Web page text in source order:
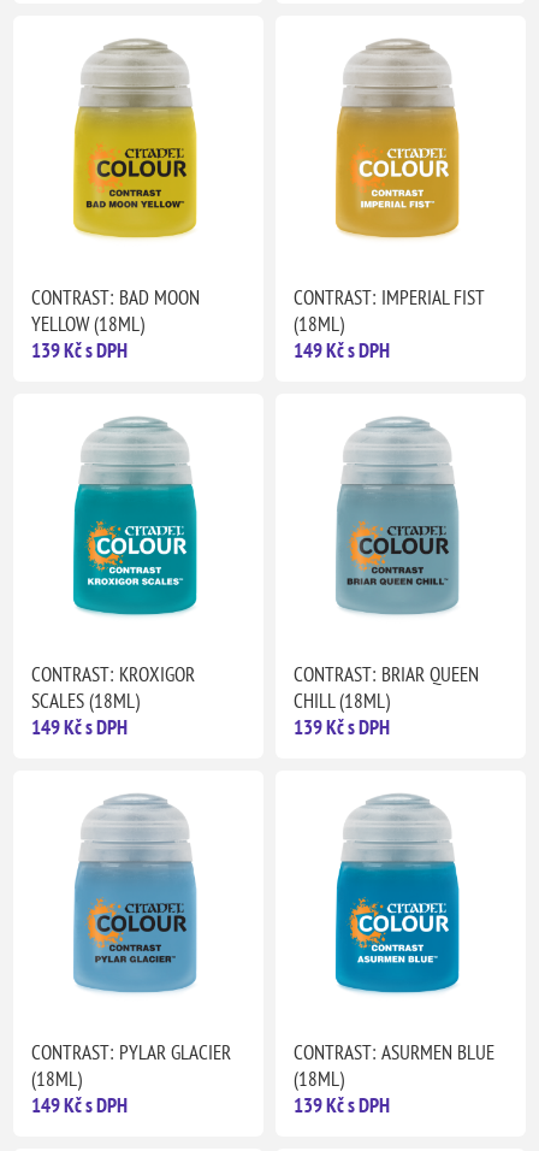
CONTRAST: BAD MOON
YELLOW (18ML)
139 Kč s DPH
CONTRAST: IMPERIAL FIST
(18ML)
149 Kč s DPH
CONTRAST: KROXIGOR
SCALES (18ML)
149 Kč s DPH
CONTRAST: BRIAR QUEEN
CHILL (18ML)
139 Kč s DPH
CONTRAST: PYLAR GLACIER
(18ML)
149 Kč s DPH
CONTRAST: ASURMEN BLUE
(18ML)
139 Kč s DPH